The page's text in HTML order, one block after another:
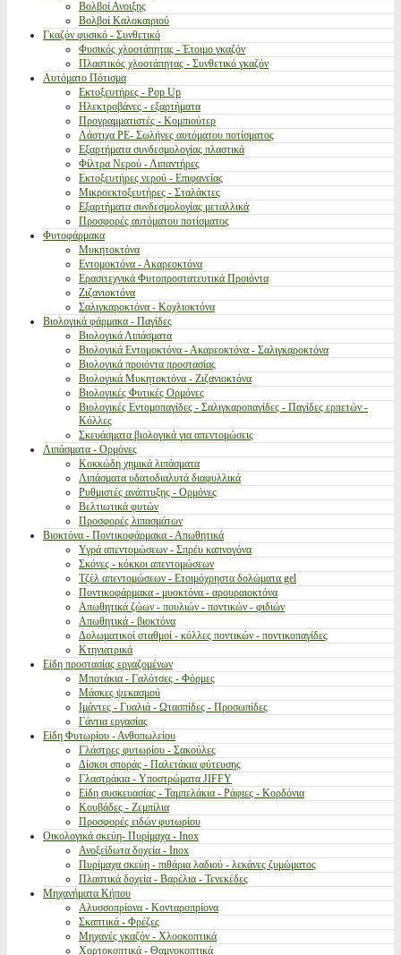
Βολβοί Ανοιξης
Βολβοί Καλοκαιριού
Γκαζόν φυσικό - Συνθετικό
Φυσικός χλοοτάπητας - Έτοιμο γκαζόν
Πλαστικός χλοοτάπητας - Συνθετικό γκαζόν
Αυτόματο Πότισμα
Εκτοξευτήρες - Pop Up
Ηλεκτροβάνες - εξαρτήματα
Προγραμματιστές - Κομπιούτερ
Λάστιχα PE- Σωλήνες αυτόματου ποτίσματος
Εξαρτήματα συνδεσμολογίας πλαστικά
Φίλτρα Νερού - Λιπαντήρες
Εκτοξευτήρες νερού - Επιφανείας
Μικροεκτοξευτήρες - Σταλάκτες
Εξαρτήματα συνδεσμολογίας μεταλλικά
Προσφορές αυτόματου ποτίσματος
Φυτοφάρμακα
Μυκητοκτόνα
Εντομοκτόνα - Ακαρεοκτόνα
Ερασιτεχνικά Φυτοπροστατευτικά Προιόντα
Ζιζανιοκτόνα
Σαλιγκαροκτόνα - Κοχλιοκτόνα
Βιολογικά φάρμακα - Παγίδες
Βιολογικά Λιπάσματα
Βιολογικά Εντομοκτόνα - Ακαρεοκτόνα - Σαλιγκαροκτόνα
Βιολογικά προιόντα προστασίας
Βιολογικά Μυκητοκτόνα - Ζιζανιοκτόνα
Βιολογικές Φυτικές Ορμόνες
Βιολογικές Εντομοπαγίδες - Σαλιγκαροπαγίδες - Παγίδες ερπετών -
Κόλλες
Σκευάσματα βιολογικά για απεντομώσεις
Λιπάσματα - Ορμόνες
Κοκκώδη χημικά λιπάσματα
Λιπάσματα υδατοδιαλυτά διαφυλλικά
Ρυθμιστές ανάπτυξης - Ορμόνες
Βελτιωτικά φυτών
Προσφορές λιπασμάτων
Βιοκτόνα - Ποντικοφάρμακα - Απωθητικά
Υγρά απεντομώσεων - Σπρέυ καπνογόνα
Σκόνες - κόκκοι απεντομώσεων
Τζέλ απεντομώσεων - Ετοιμόχρηστα δολώματα gel
Ποντικοφάρμακα - μυοκτόνα - αρουραιοκτόνα
Απωθητικά ζώων - πουλιών - ποντικών - φιδιών
Απωθητικά - βιοκτόνα
Δολωματικοί σταθμοί - κόλλες ποντικών - ποντικοπαγίδες
Κτηνιατρικά
Είδη προστασίας εργαζομένων
Μποτάκια - Γαλότσες - Φόρμες
Μάσκες ψεκασμού
Ιμάντες - Γυαλιά - Ωτασπίδες - Προσωπίδες
Γάντια εργασίας
Είδη Φυτωρίου - Ανθοπωλείου
Γλάστρες φυτωρίου - Σακούλες
Δίσκοι σποράς - Παλετάκια φύτευσης
Γλαστράκια - Υποστρώματα JIFFY
Είδη συσκευασίας - Ταμπελάκια - Ράφιες - Κορδόνια
Κουβάδες - Ζεμπίλια
Προσφορές ειδών φυτωρίου
Οικολογικά σκεύη- Πυρίμαχα - Inox
Ανοξείδωτα δοχεία - Inox
Πυρίμαχα σκεύη - πιθάρια λαδιού - λεκάνες ζυμώματος
Πλαστικά δοχεία - Βαρέλια - Τενεκέδες
Μηχανήματα Κήπου
Αλυσσοπρίονα - Κονταροπρίονα
Σκαπτικά - Φρέζες
Μηχανές γκαζόν - Χλοοκοπτικά
Χορτοκοπτικά - Θαμνοκοπτικά